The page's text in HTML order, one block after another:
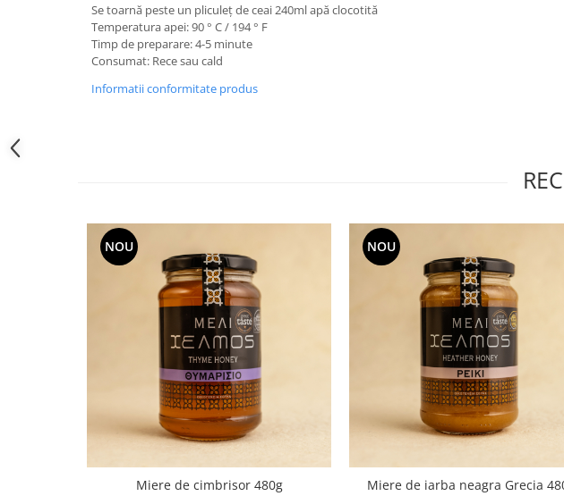
Se toarnă peste un pliculeț de ceai 240ml apă clocotită
Temperatura apei: 90 ° C / 194 ° F
Timp de preparare: 4-5 minute
Consumat: Rece sau cald
Informatii conformitate produs
NOU
Miere de cimbrisor 480g
NOU
Miere de iarba neagra Grecia